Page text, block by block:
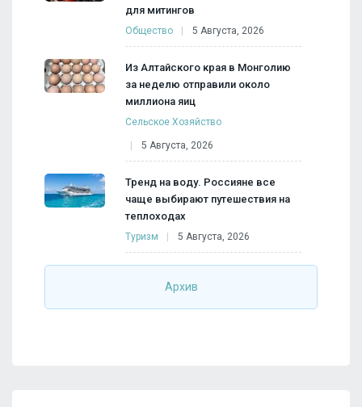
для митингов
Общество 5 Августа, 2026
Из Алтайского края в Монголию
за неделю отправили около
миллиона яиц
Сельское Хозяйство
5 Августа, 2026
Тренд на воду. Россияне все
чаще выбирают путешествия на
теплоходах
Туризм 5 Августа, 2026
Архив